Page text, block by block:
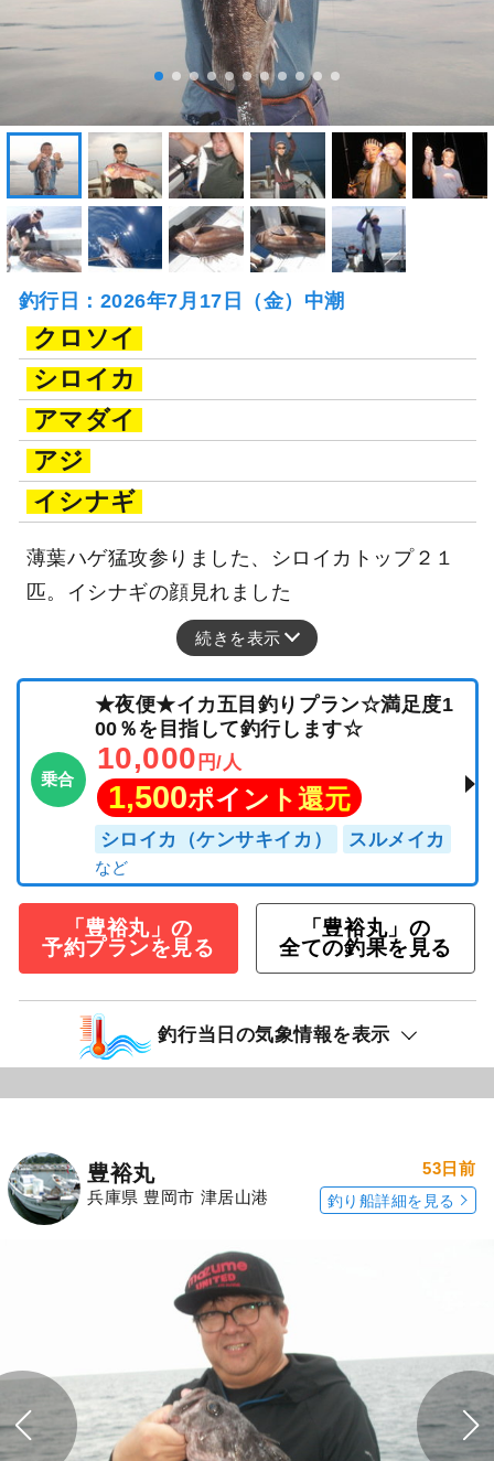
釣行日：2026年7月17日（金）中潮
クロソイ
シロイカ
アマダイ
アジ
イシナギ
薄葉ハゲ猛攻参りました、シロイカトップ２１
匹。イシナギの顔見れました
続きを表示
乗合
★夜便★イカ五目釣りプラン☆満足度1
00％を目指して釣行します☆
10,000 円/人
1,500ポイント還元
シロイカ（ケンサキイカ） スルメイカ
「豊裕丸」の
予約プランを見る
「豊裕丸」の
全ての釣果を見る
釣行当日の気象情報を表示
豊裕丸
兵庫県 豊岡市 津居山港
53日前
釣り船詳細を見る